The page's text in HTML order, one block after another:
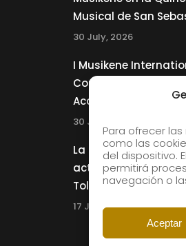
Para ofrecer
como las
del dispositivo.
permitirá
navegación o
Aceptar
Musical de San
30 July, 2026
I Musikene
Competition for
Accordionists
30 July, 2026
La Musikene Big
actuará junto a
Tolliver en el 61
17 July, 2026